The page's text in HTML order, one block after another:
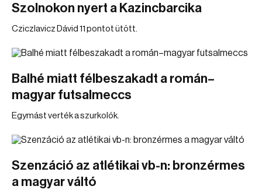
Szolnokon nyert a Kazincbarcika
Cziczlavicz Dávid 11 pontot ütött.
Balhé miatt félbeszakadt a román–
magyar futsalmeccs
Egymást verték a szurkolók.
Szenzáció az atlétikai vb-n: bronzérmes
a magyar váltó